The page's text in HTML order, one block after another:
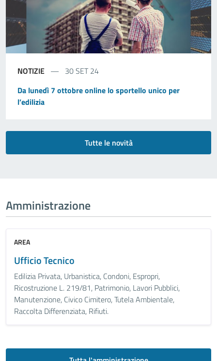
NOTIZIE
30 SET 24
Da lunedì 7 ottobre online lo sportello unico per
l’edilizia
Tutte le novità
Amministrazione
AREA
Ufficio Tecnico
Edilizia Privata, Urbanistica, Condoni, Espropri,
Ricostruzione L. 219/81, Patrimonio, Lavori Pubblici,
Manutenzione, Civico Cimitero, Tutela Ambientale,
Raccolta Differenziata, Rifiuti.